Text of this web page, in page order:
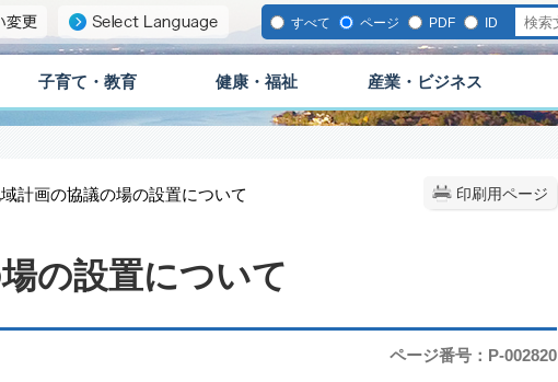
すべて ページ PDF ID
子育て・教育 健康・福祉 産業・ビジネス
印刷用ページ
計画の協議の場の設置について
の設置について
ページ番号：P-002820